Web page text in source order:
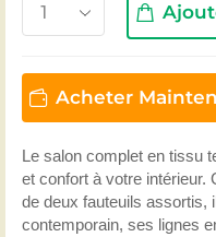
Acheter
Le salon complet en tissu
et confort à votre intérieur.
de deux fauteuils assortis,
contemporain, ses lignes